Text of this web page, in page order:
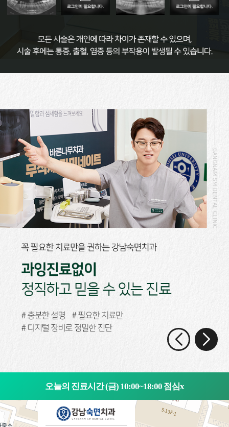
오늘의 진료시간 (금) 10:00~18:00 점심x